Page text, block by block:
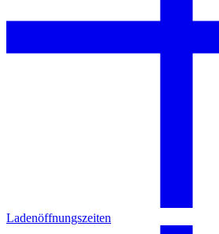
Ladenöffnungszeiten